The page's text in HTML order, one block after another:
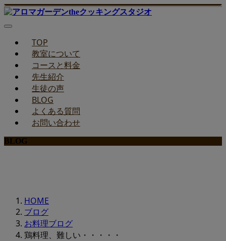
TOP
教室について
コースと料金
先生紹介
生徒の声
BLOG
よくある質問
お問い合わせ
BLOG
HOME
ブログ
お料理ブログ
鶏料理、難しい・・・・・